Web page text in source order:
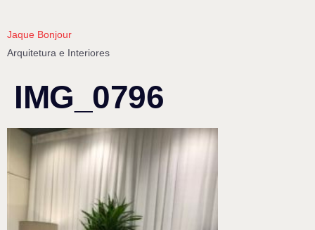
Jaque Bonjour
Arquitetura e Interiores
IMG_0796